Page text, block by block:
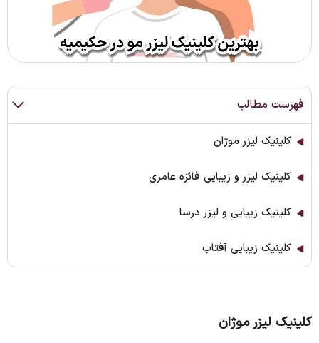
فهرست مطالب
کلینیک لیزر موژان
کلینیک لیزر و زیبایی فائزه عامری
کلینیک زیبایی و لیزر درسا
کلینیک زیبایی آفتاب
کلینیک لیزر موژان